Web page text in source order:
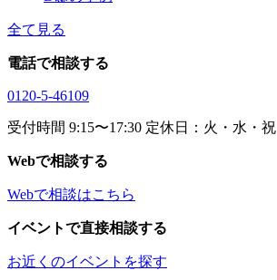
全て見る
電話で相談する
0120-5-46109
受付時間 9:15〜17:30 定休日：火・水・祝
Webで相談する
Webで相談はこちら
イベントで直接相談する
お近くのイベントを探す